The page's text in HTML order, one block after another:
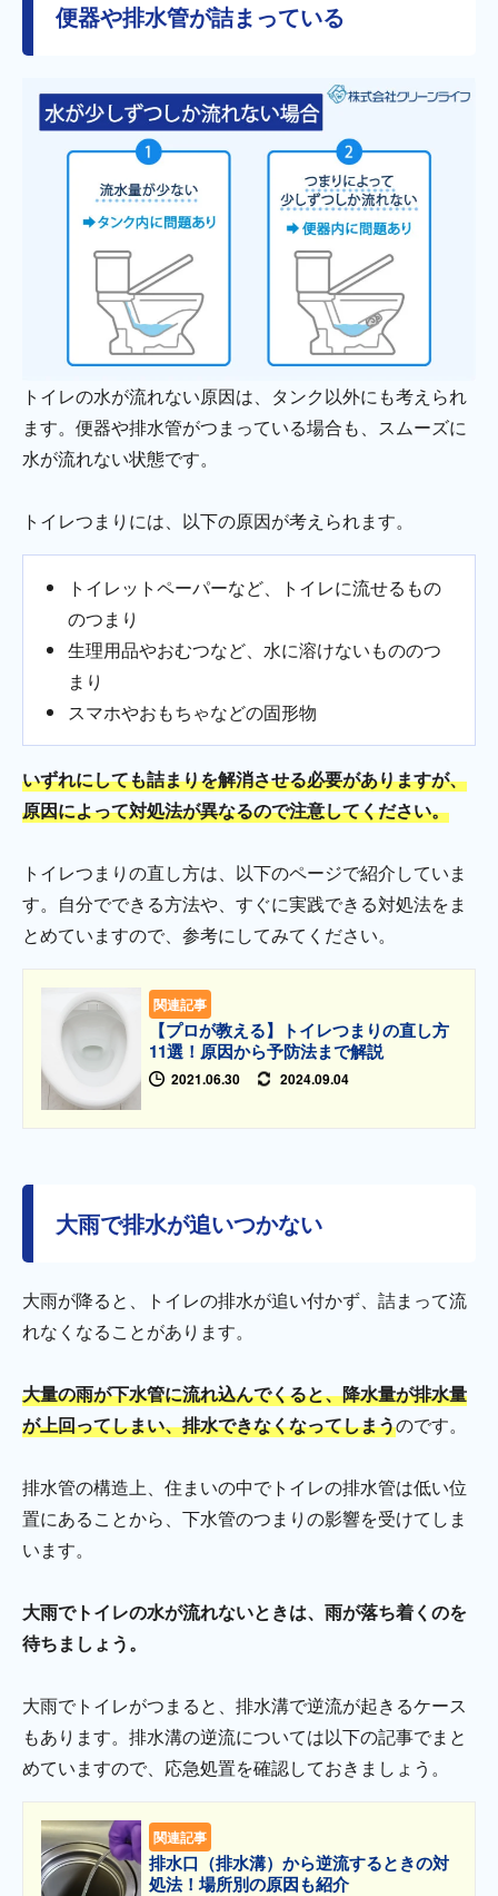
便器や排水管が詰まっている
トイレの水が流れない原因は、タンク以外にも考えられ
ます。便器や排水管がつまっている場合も、スムーズに
水が流れない状態です。
トイレつまりには、以下の原因が考えられます。
トイレットペーパーなど、トイレに流せるもの
のつまり
生理用品やおむつなど、水に溶けないもののつ
まり
スマホやおもちゃなどの固形物
いずれにしても詰まりを解消させる必要がありますが、
原因によって対処法が異なるので注意してください。
トイレつまりの直し方は、以下のページで紹介していま
す。自分でできる方法や、すぐに実践できる対処法をま
とめていますので、参考にしてみてください。
関連記事
【プロが教える】トイレつまりの直し方
11選！原因から予防法まで解説
2021.06.30 2024.09.04
大雨で排水が追いつかない
大雨が降ると、トイレの排水が追い付かず、詰まって流
れなくなることがあります。
大量の雨が下水管に流れ込んでくると、降水量が排水量
が上回ってしまい、排水できなくなってしまうのです。
排水管の構造上、住まいの中でトイレの排水管は低い位
置にあることから、下水管のつまりの影響を受けてしま
います。
大雨でトイレの水が流れないときは、雨が落ち着くのを
待ちましょう。
大雨でトイレがつまると、排水溝で逆流が起きるケース
もあります。排水溝の逆流については以下の記事でまと
めていますので、応急処置を確認しておきましょう。
関連記事
排水口（排水溝）から逆流するときの対
処法！場所別の原因も紹介